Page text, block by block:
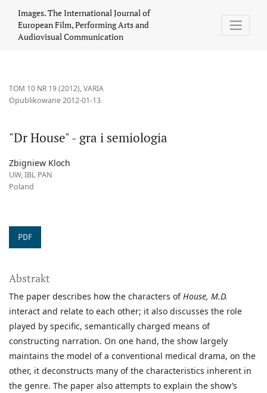
Images. The International Journal of
European Film, Performing Arts and
Audiovisual Communication
TOM 10 NR 19 (2012),VARIA
"Dr House" - gra i semiologia
Opublikowane 2012-01-13
Zbigniew Kloch
UW, IBL PAN
Poland
PDF
Abstrakt
The paper describes how the characters ofHouse, M.D.
interact and relate to each other; it also discusses the role
played by specific, semantically charged means of
constructing narration. On one hand, the show largely
maintains the model of a conventional medical drama, on the
other, it deconstructs many of the characteristics inherent in
the genre. The paper also attempts to explain the show’s